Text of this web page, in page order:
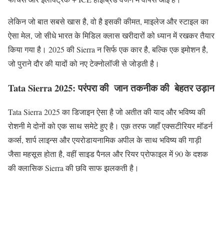
लेकिन जो बात सबसे खास है, वो है इसकी कीमत, माइलेज और स्टाइल का
ऐसा मेल, जो सीधे भारत के मिडिल क्लास खरीदारों को ध्यान में रखकर तैयार
किया गया है। 2025 की Sierra न सिर्फ एक कार है, बल्कि एक इमोशन है,
जो पुराने दौर की यादों को नए टेक्नोलॉजी से जोड़ती है।
Tata Sierra 2025: परंपरा की जान तकनीक की बेहतर उड़ान
Tata Sierra 2025 का डिजाइन ऐसा है जो अतीत की याद और भविष्य की
रोशनी मे दोनों को एक साथ समेटे हुए है। एक़ तरफ जहाँ एक्सटीरियर मॉडर्न
कर्व्स, शार्प लाइन्स और एयरोडायनामिक अपील के साथ भविष्य की गाड़ी
जैसा महसूस होता है, वहीं साइड पैनल और रियर प्रोफाइल में 90 के दशक
की क्लासिक Sierra की छवि साफ झलकती है।